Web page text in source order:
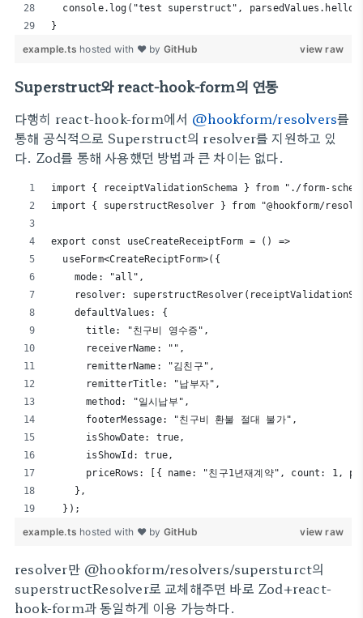
console.log("test superstruct",
}
view raw
example.ts hosted with ❤ by GitHub
Superstruct와 react-hook-form의 연동
다행히 react-hook-form에서 @hookform/resolvers를
통해 공식적으로 Superstruct의 resolver를 지원하고 있
다. Zod를 통해 사용했던 방법과 큰 차이는 없다.
import { receiptValidationSchema } from "./form-
import { superstructResolver } from "@hookform/
export const useCreateReceiptForm = () =>
  useForm<CreateReciptForm>({
    mode: "all",
resolver:
    defaultValues: {
      title: "친구비 영수증",
      receiverName: "",
      remitterName: "김친구",
      remitterTitle: "납부자",
      method: "일시납부",
      footerMessage: "친구비 환불 절대 불가",
      isShowDate: true,
      isShowId: true,
priceRows: [{ name: "친구1년재계약", count: 1,
    },
  });
view raw
example.ts hosted with ❤ by GitHub
resolver만 @hookform/resolvers/supersturct의
superstructResolver로 교체해주면 바로 Zod+react-
hook-form과 동일하게 이용 가능하다.